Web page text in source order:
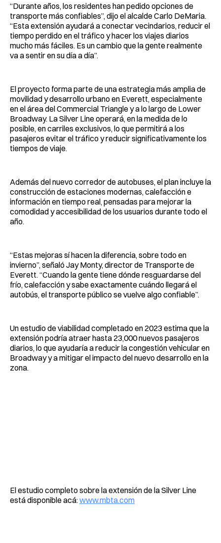
“Durante años, los residentes han pedido opciones de
transporte más confiables”, dijo el alcalde Carlo DeMaria.
“Esta extensión ayudará a conectar vecindarios, reducir el
tiempo perdido en el tráfico y hacer los viajes diarios
mucho más fáciles. Es un cambio que la gente realmente
va a sentir en su día a día”.
El proyecto forma parte de una estrategia más amplia de
movilidad y desarrollo urbano en Everett, especialmente
en el área del Commercial Triangle y a lo largo de Lower
Broadway. La Silver Line operará, en la medida de lo
posible, en carriles exclusivos, lo que permitirá a los
pasajeros evitar el tráfico y reducir significativamente los
tiempos de viaje.
Además del nuevo corredor de autobuses, el plan incluye la
construcción de estaciones modernas, calefacción e
información en tiempo real, pensadas para mejorar la
comodidad y accesibilidad de los usuarios durante todo el
año.
“Estas mejoras sí hacen la diferencia, sobre todo en
invierno”, señaló Jay Monty, director de Transporte de
Everett. “Cuando la gente tiene dónde resguardarse del
frío, calefacción y sabe exactamente cuándo llegará el
autobús, el transporte público se vuelve algo confiable”.
Un estudio de viabilidad completado en 2023 estima que la
extensión podría atraer hasta 23,000 nuevos pasajeros
diarios, lo que ayudaría a reducir la congestión vehicular en
Broadway y a mitigar el impacto del nuevo desarrollo en la
zona.
El estudio completo sobre la extensión de la Silver Line
está disponible acá:www.mbta.com